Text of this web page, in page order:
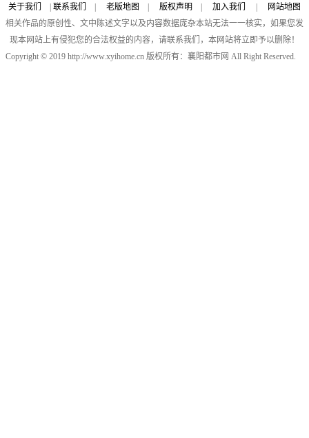
关于我们 联系我们 老版地图 版权声明 加入我们
网站地图
相关作品的原创性、文中陈述文字以及内容数据庞杂本站无法一一核实，如果您发
现本网站上有侵犯您的合法权益的内容，请联系我们，本网站将立即予以删除！
Copyright © 2019 http://www.xyihome.cn 版权所有：襄阳都市网 All Right Reserved.